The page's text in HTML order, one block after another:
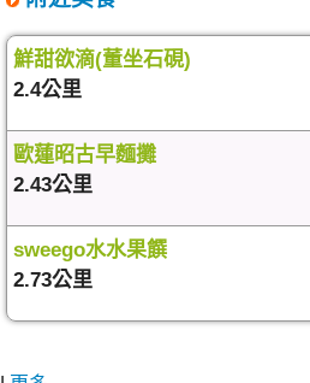
鮮甜欲滴(董坐石硯)
2.4公里
歐蓮昭古早麵攤
2.43公里
sweego水水果饌
2.73公里